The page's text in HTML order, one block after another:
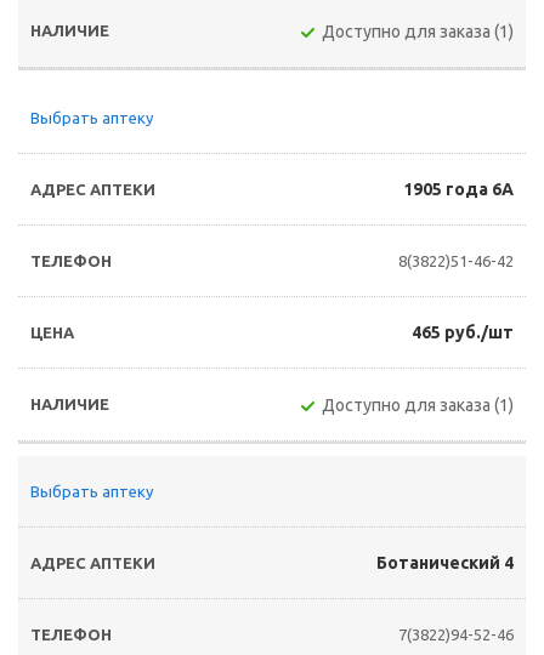
Доступно для заказа (1)
Выбрать аптеку
1905 года 6А
8(3822)51-46-42
465 руб./шт
Доступно для заказа (1)
Выбрать аптеку
Ботанический 4
7(3822)94-52-46